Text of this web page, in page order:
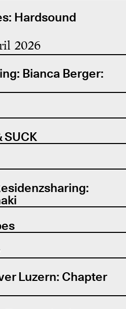
Hardsound
2026
Bianca Berger:
SUCK
Luzern: Chapter